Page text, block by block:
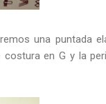
una puntada
en G y la